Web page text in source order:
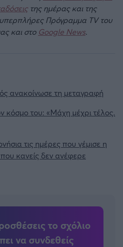
της ημέρας και της
Πρόγραμμα TV του
και στο Google News.
ανακοίνωσε τη μεταγραφή
του: «Μάχη μέχρι τέλος.
τις ημέρες που γέμισε η
κανείς δεν ανέφερε
το σχόλιο
να συνδεθείς